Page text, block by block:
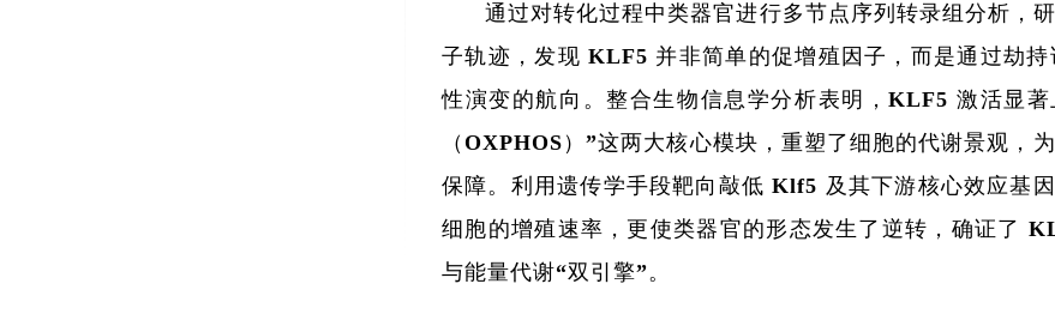
通过对转化过程中类器官进行多节点序列转录组分析，
子轨迹，发现 KLF5 并非简单的促增殖因子，而是通过劫
性演变的航向。整合生物信息学分析表明，KLF5 激活显
（OXPHOS）”这两大核心模块，重塑了细胞的代谢景观，
保障。利用遗传学手段靶向敲低 Klf5 及其下游核心效应基
细胞的增殖速率，更使类器官的形态发生了逆转，确证了
与能量代谢“双引擎”。